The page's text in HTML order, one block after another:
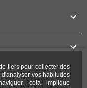
tiers pour collecter des
vos habitudes
cela implique